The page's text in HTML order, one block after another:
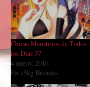
Chicas Monstruos de Todos
los Días 37
4 enero, 2016
En «Big Breasts»